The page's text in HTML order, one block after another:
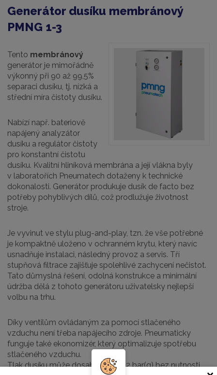
Generátor dusíku membránový
PMNG 1-3
Tento membránový
generátor je mimořádně
výkonný při 90 až 99,5%
separaci dusíku, tj. nízká a
střední míra čistoty dusíku.
Nabízí např. bateriově
napájený analyzátor
dusíku a regulátor čistoty
pro konstantní čistotu
dusíku. Kvalitní hliníková membrána a její vlákna byly
v laboratořích Pneumatech dotaženy k technické
dokonalosti. Generátor produkuje dusík de facto bez
potřeby pohyblivých dílů, což prodlužuje životnost
stroje.
Je vyvinut ve stylu plug-and-play, tzn. že vše potřebné
je kompaktně uloženo v ochranném krytu, který navíc
usnadňuje instalaci, následný provoz a servis. Tří
stupňová filtrace zajišťuje spolehlivé zachycení nečistot.
Tato důmyslná řešení, odolná konstrukce a minimální
údržba dělá z tohoto generátoru uživatelsky nejlepší
volbu na trhu.
Díky ventilům ovládaným za pomocí stlačeného
vzduchu není třeba napájecího zdroje. Pneumaticky
funguje také ekonomizér, který optimalizuje spotřebu
stlačeného vzduchu.
Tlak dusíku může dosahovat až 12 bar(g) bez nutnosti